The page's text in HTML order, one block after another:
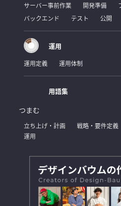
サーバー事前作業 開発準備
バックエンド
テスト 公開
運用
運用定義 運用体制
用語集
つまむ
立ち上げ・計画 戦略・要件定義
運用